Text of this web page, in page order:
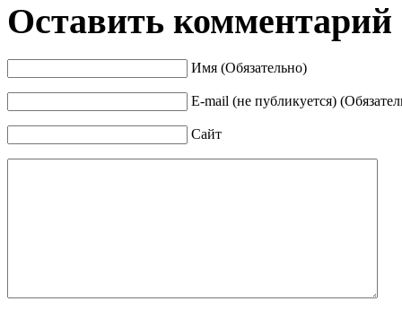
Оставить комментарий
Имя (Обязательно)
E-mail (не публикуется)
Сайт